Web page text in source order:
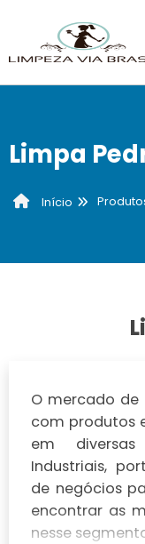
Limpa
Início
O mercado de
com produtos
em
Industriais,
de negócios
encontrar as
nesse